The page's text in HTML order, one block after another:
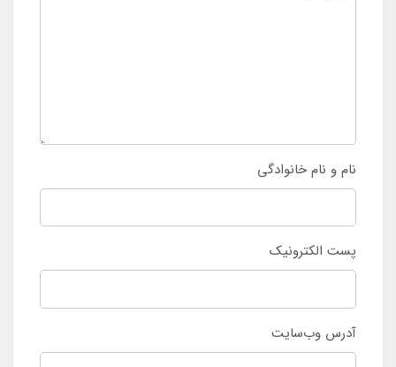
نام و نام خانوادگی
پست الکترونیک
آدرس وب‌سایت